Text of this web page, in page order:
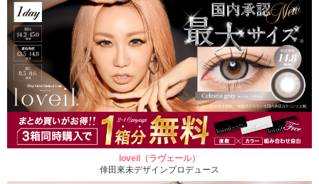
loveil（ラヴェール）
倖田來未デザインプロデュース